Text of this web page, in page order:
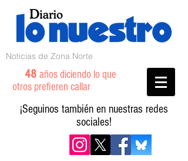
Noticias de Zona Norte
48 años diciendo lo que
otros prefieren callar
¡Seguinos también en nuestras redes
sociales!